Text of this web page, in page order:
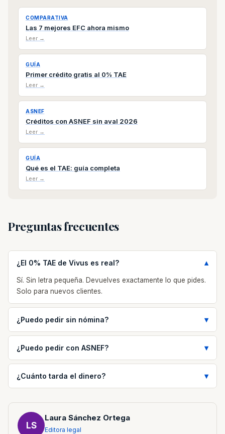
COMPARATIVA
Las 7 mejores EFC ahora mismo
Leer →
GUÍA
Primer crédito gratis al 0% TAE
Leer →
ASNEF
Créditos con ASNEF sin aval 2026
Leer →
GUÍA
Qué es el TAE: guía completa
Leer →
Preguntas frecuentes
¿El 0% TAE de Vivus es real?
Sí. Sin letra pequeña. Devuelves exactamente lo que pides.
Solo para nuevos clientes.
¿Puedo pedir sin nómina?
¿Puedo pedir con ASNEF?
¿Cuánto tarda el dinero?
LS
Laura Sánchez Ortega
Editora legal